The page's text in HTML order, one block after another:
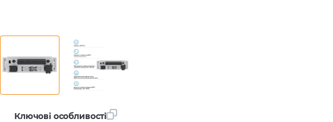
Ключові особливості